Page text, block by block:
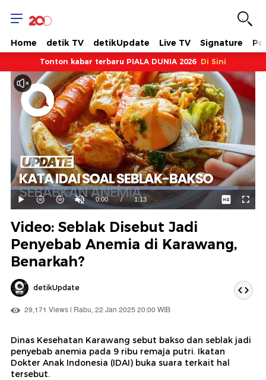
Home detik TV detikUpdate Live TV Signature
Tonton kabar terbaru PIALA DUNIA 2026 Di Sini
Mainkan
Suara
Hidup
Waktu
0:00 / Durasi
1:13
Dimuat:
92.86%
Video: Seblak Disebut Jadi
Penyebab Anemia di Karawang,
Benarkah?
detikUpdate
29,171 Views | Rabu, 22 Jan 2025 20:00 WIB
Dinas Kesehatan Karawang sebut bakso dan seblak jadi
penyebab anemia pada 9 ribu remaja putri. Ikatan
Dokter Anak Indonesia (IDAI) buka suara terkait hal
tersebut.